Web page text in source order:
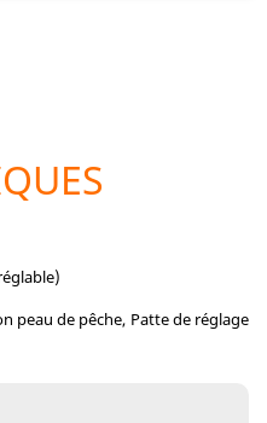
peau de pêche, Patte de réglage